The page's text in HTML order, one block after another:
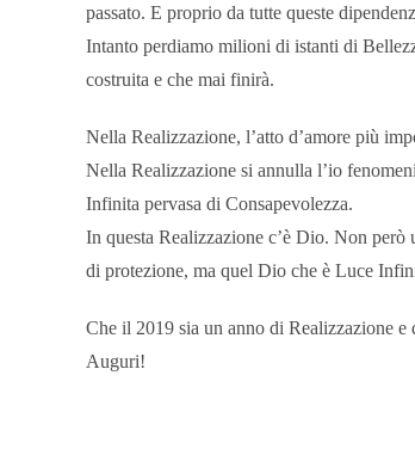
passato. E proprio da tutte queste
Intanto perdiamo milioni di istanti di
costruita e che mai finirà.
Nella Realizzazione, l’atto d’amore più
Nella Realizzazione si annulla l’io
Infinita pervasa di Consapevolezza.
In questa Realizzazione c’è Dio. Non
di protezione, ma quel Dio che è Luce
Che il 2019 sia un anno di Realizzazione e
Auguri!